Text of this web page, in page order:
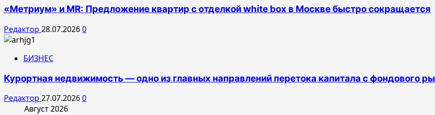
«Метриум» и MR: Предложение квартир с отделкой white box в Москве быстро сокращается
Редактор 28.07.20260
БИЗНЕС
Курортная недвижимость — одно из главных направлений перетока капитала с фондового
Редактор 27.07.20260
Август 2026